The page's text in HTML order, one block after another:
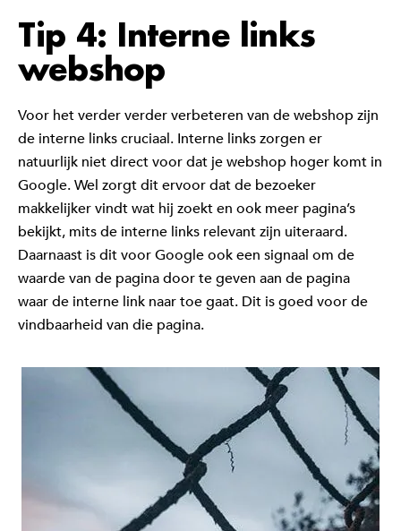
Tip 4: Interne links
webshop
Voor het verder verder verbeteren van de webshop zijn
de interne links cruciaal. Interne links zorgen er
natuurlijk niet direct voor dat je webshop hoger komt in
Google. Wel zorgt dit ervoor dat de bezoeker
makkelijker vindt wat hij zoekt en ook meer pagina’s
bekijkt, mits de interne links relevant zijn uiteraard.
Daarnaast is dit voor Google ook een signaal om de
waarde van de pagina door te geven aan de pagina
waar de interne link naar toe gaat. Dit is goed voor de
vindbaarheid van die pagina.